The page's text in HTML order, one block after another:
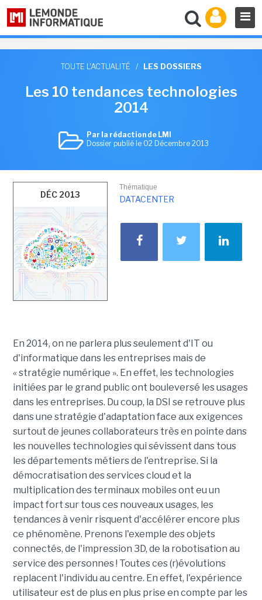
TOUTE L'ACTUALITÉ / LES DOSSIERS
Les 10 tendances technologies
2014
Par la rédaction de LMI
Dossier publié le 02 Décembre 2013
DÉC 2013
Thématique
DATACENTER
En 2014, on ne parlera plus seulement d'IT ou
d'informatique dans les entreprises mais de
« stratégie numérique ». En effet, les technologies
initiées par le grand public ont bouleversé les usages
dans les entreprises. Du coup, la DSI se retrouve plus
dans une stratégie d'adaptation face aux exigences
surtout de jeunes collaborateurs très en pointe dans
les nouvelles technologies qui sévissent dans tous
les départements métiers de l'entreprise. Si la
démocratisation des services cloud et la
multiplication des terminaux mobiles ont eu un
impact fort sur tous ces nouveaux usages, les
tendances à venir risquent d'accélérer encore plus
ce phénomène. Prenons l'exemple des objets
connectés, de l'impression 3D, de la robotisation au
service des personnes ! Toutes ces (r)évolutions
replacent l'individu au centre. En effet, l'expérience
utilisateur est de plus en plus prise en compte par les